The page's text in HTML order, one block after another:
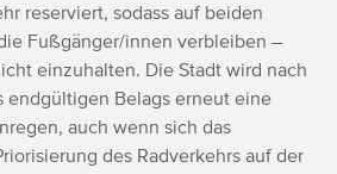
reserviert, sodass auf beiden
Fußgänger/innen verbleiben –
einzuhalten. Die Stadt wird nach
endgültigen Belags erneut eine
auch wenn sich das
des Radverkehrs auf der